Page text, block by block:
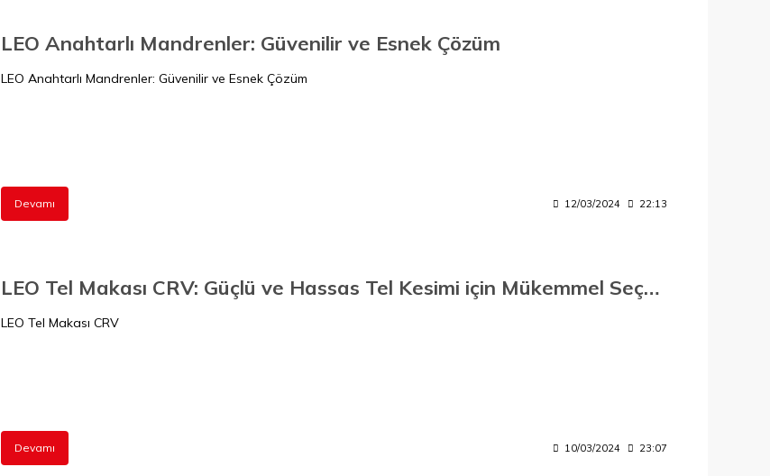
LEO Anahtarlı Mandrenler: Güvenilir ve Esnek Çözüm
LEO Anahtarlı Mandrenler: Güvenilir ve Esnek Çözüm
Devamı 12/03/2024 22:13
LEO Tel Makası CRV: Güçlü ve Hassas Tel Kesimi için Mükemmel Seçenek
LEO Tel Makası CRV
Devamı 10/03/2024 23:07